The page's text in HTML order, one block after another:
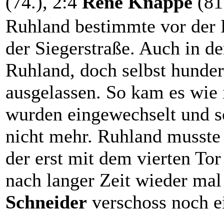
Ruhland bestimmte vor der
der Siegerstraße. Auch in
Ruhland, doch selbst
ausgelassen. So kam es
wurden eingewechselt und
nicht mehr. Ruhland
der erst mit dem vierten
nach langer Zeit wieder
Schneider verschoss noch